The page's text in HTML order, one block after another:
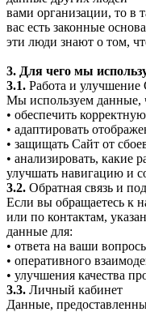
вами организации, то в
вас есть законные
эти люди знают о том,
3. Для чего мы
3.1. Работа и улучшение
Мы используем данные,
• обеспечить
• адаптировать
• защищать Сайт от
• анализировать, какие
улучшать навигацию и
3.2. Обратная связь и
Если вы обращаетесь к
или по контактам,
данные для:
• ответа на ваши
• оперативного
• улучшения качества
3.3. Личный кабинет
Данные,